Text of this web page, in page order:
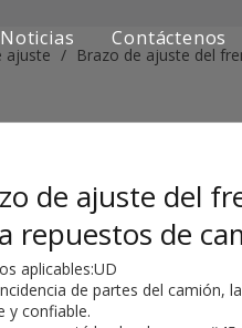
Noticias
Contáctenos
ajuste / Brazo de ajuste del
de ajuste del
repuestos de
aplicables:UD
de partes del camión,
y confiable.